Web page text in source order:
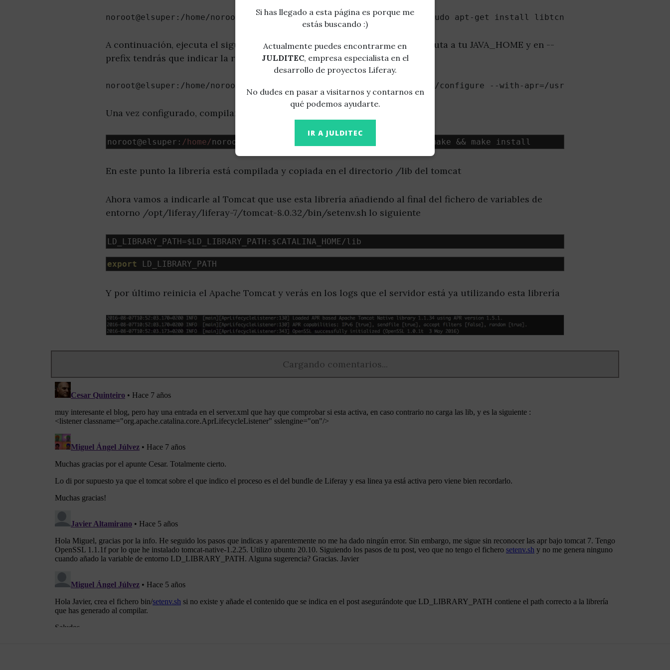
noroot@elsuper:/home/noroot/tomcat-native-1.1.34-src/jni/native$ sudo apt-get install libtcnative-1 libapr1-
A continuación, ejecuta el siguiente comando (en --with-java-home pon la ruta a tu JAVA_HOME y en --
prefix tendrás que indicar la ruta de tu servidor de aplicaciones)
noroot@elsuper:/home/noroot/tomcat-native-1.1.34-src/jni/native$ ./configure --with-apr=/usr/bin/apr-1-
Una vez configurado, compilamos e instalamos
noroot@elsuper : /home/noroot $ make && make install
En este punto la librería está compilada y copiada en el directorio /lib del tomcat
Ahora vamos a indicarle al Tomcat que use esta librería añadiendo al final del fichero de variables de
entorno /opt/liferay/liferay-7/tomcat-8.0.32/bin/setenv.sh lo siguiente
LD_LIBRARY_PATH=$LD_LIBRARY_PATH : $CATALINA_HOME/lib
export LD_LIBRARY_PATH
Y por último reinicia el Apache Tomcat y verás en los logs que el servidor está ya utilizando esta librería
Cargando comentarios...
Si has llegado a esta página es porque me
estás buscando :)
Actualmente puedes encontrarme en
JULDITEC, empresa especialista en el
desarrollo de proyectos Liferay.
No dudes en pasar a visitarnos y contarnos en
qué podemos ayudarte.
IR A JULDITEC